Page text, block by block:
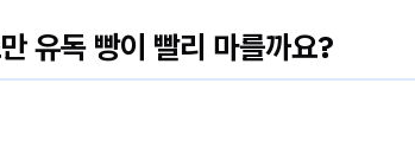
유독 빵이 빨리 마를까요?